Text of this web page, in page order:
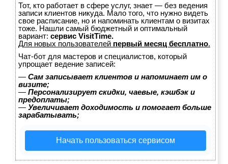
Тот, кто работает в сфере услуг, знает — без ведения
записи клиентов никуда. Мало того, что нужно видеть
свое расписание, но и напоминать клиентам о визитах
тоже. Нашли самый бюджетный и оптимальный
вариант: сервис VisitTime.
Для новых пользователей первый месяц бесплатно.
Чат-бот для мастеров и специалистов, который
упрощает ведение записей:
— Сам записывает клиентов и напоминает им о
визите;
— Персонализирует скидки, чаевые, кэшбэк и
предоплаты;
— Увеличивает доходимость и помогает больше
зарабатывать;
Начать пользоваться сервисом